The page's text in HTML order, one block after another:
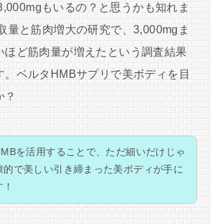
もいるの？と思うかも知れま
量と筋肉増大の研究で、3,000mgま
ほど筋肉量が増えたという調査結果
。ベルタHMBサプリで美ボディを目
？
を活用することで、ただ細いだけじゃ
的で美しい引き締まった美ボディが手に